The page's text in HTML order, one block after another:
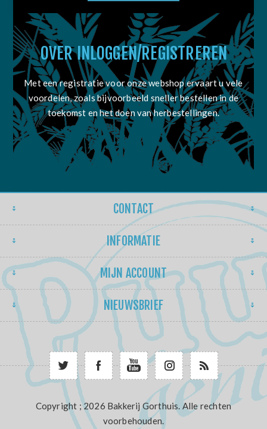
OVER INLOGGEN/REGISTREREN
Met een registratie voor onze webshop ervaart u vele
voordelen, zoals bijvoorbeeld sneller bestellen in de
toekomst en het doen van herbestellingen.
CONTACT
INFORMATIE
MIJN ACCOUNT
NIEUWSBRIEF
Copyright ; 2026 Bakkerij Gorthuis. Alle rechten
voorbehouden.